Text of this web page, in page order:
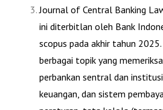
Journal of Central Banking
ini diterbitlan oleh Bank
scopus pada akhir tahun
berbagai topik yang
perbankan sentral dan
keuangan, dan sistem